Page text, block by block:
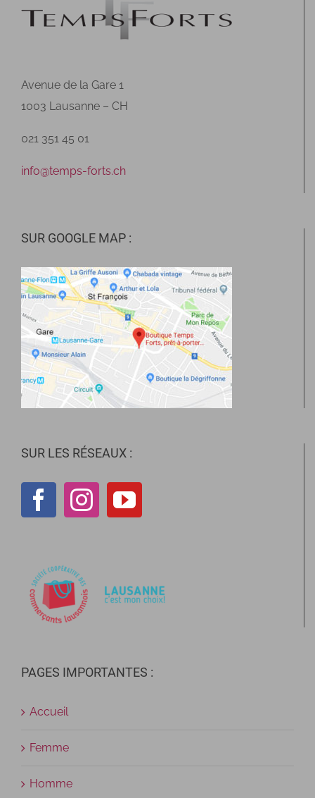
Avenue de la Gare 1
1003 Lausanne – CH
021 351 45 01
info@temps-forts.ch
SUR GOOGLE MAP :
SUR LES RÉSEAUX :
PAGES IMPORTANTES :
Accueil
Femme
Homme